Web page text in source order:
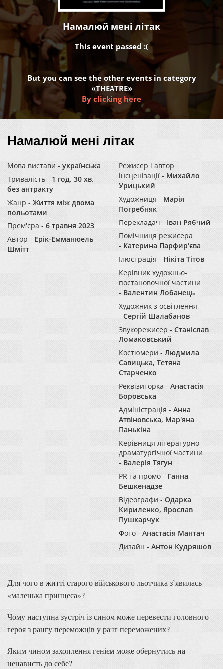
Намалюй мені літак
This event passed :(
But you can see the other events in category
«THEATRE»
By clicking here
Намалюй мені літак
Мова вистави - українська
Тривалість - 1 год. 30 хв.
без антракту
Жанр - Життя між двома
польотами
Прем'єра - 6 травня 2023
Автор - Ерік-Емманюель
Шмітт
Режисер і автор
інсценізації - Михайло
Урицький
Художниця - Марія
Погребняк
Перекладач - Іван Рябчий
Помічниця режисера
- Катерина Парфир‘єва
Ілюстрація - Нікіта Тітов
Керівник художньо-
постановочної частини
- Валентин Лобанець
Художник з освітлення
- Сергій Шалабанов
Звукорежисер - Станіслав
Ломаковський
Костюмери - Людмила
Савицька, Тетяна
Старченко
Реквізиторка - Анастасія
Боровська
Адміністрація - Анна
Атвіновська, Мар'яна
Панькіна
Керівниця літературно-
драматургічної частини
- Валерія Тягун
PR та промо - Ганна
Бешкенадзе
Відеографи - Одарка
Кириленко, Ярослав
Пушкарчук
Фото - Анастасія Мантач
Дизайн - Антон Кудряшов
Для чого в житті старого військового льотчика з’явилась
«маленька принцеса»?
Чому наступна зустріч із сином може перевести головного
героя з рангу переможців у ранг переможених?
Яким чином захоплення генієм може обернутись на
ненависть до себе?